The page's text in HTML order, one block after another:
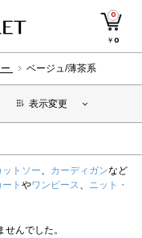
0
￥0
ベージュ/薄茶系
表示変更
ットソー、 カーディガンなど
ト やワンピース、 ニット・
んでした。